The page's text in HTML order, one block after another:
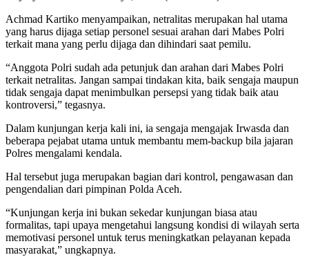
Achmad Kartiko menyampaikan, netralitas merupakan hal utama
yang harus dijaga setiap personel sesuai arahan dari Mabes Polri
terkait mana yang perlu dijaga dan dihindari saat pemilu.
“Anggota Polri sudah ada petunjuk dan arahan dari Mabes Polri
terkait netralitas. Jangan sampai tindakan kita, baik sengaja maupun
tidak sengaja dapat menimbulkan persepsi yang tidak baik atau
kontroversi,” tegasnya.
Dalam kunjungan kerja kali ini, ia sengaja mengajak Irwasda dan
beberapa pejabat utama untuk membantu mem-backup bila jajaran
Polres mengalami kendala.
Hal tersebut juga merupakan bagian dari kontrol, pengawasan dan
pengendalian dari pimpinan Polda Aceh.
“Kunjungan kerja ini bukan sekedar kunjungan biasa atau
formalitas, tapi upaya mengetahui langsung kondisi di wilayah serta
memotivasi personel untuk terus meningkatkan pelayanan kepada
masyarakat,” ungkapnya.